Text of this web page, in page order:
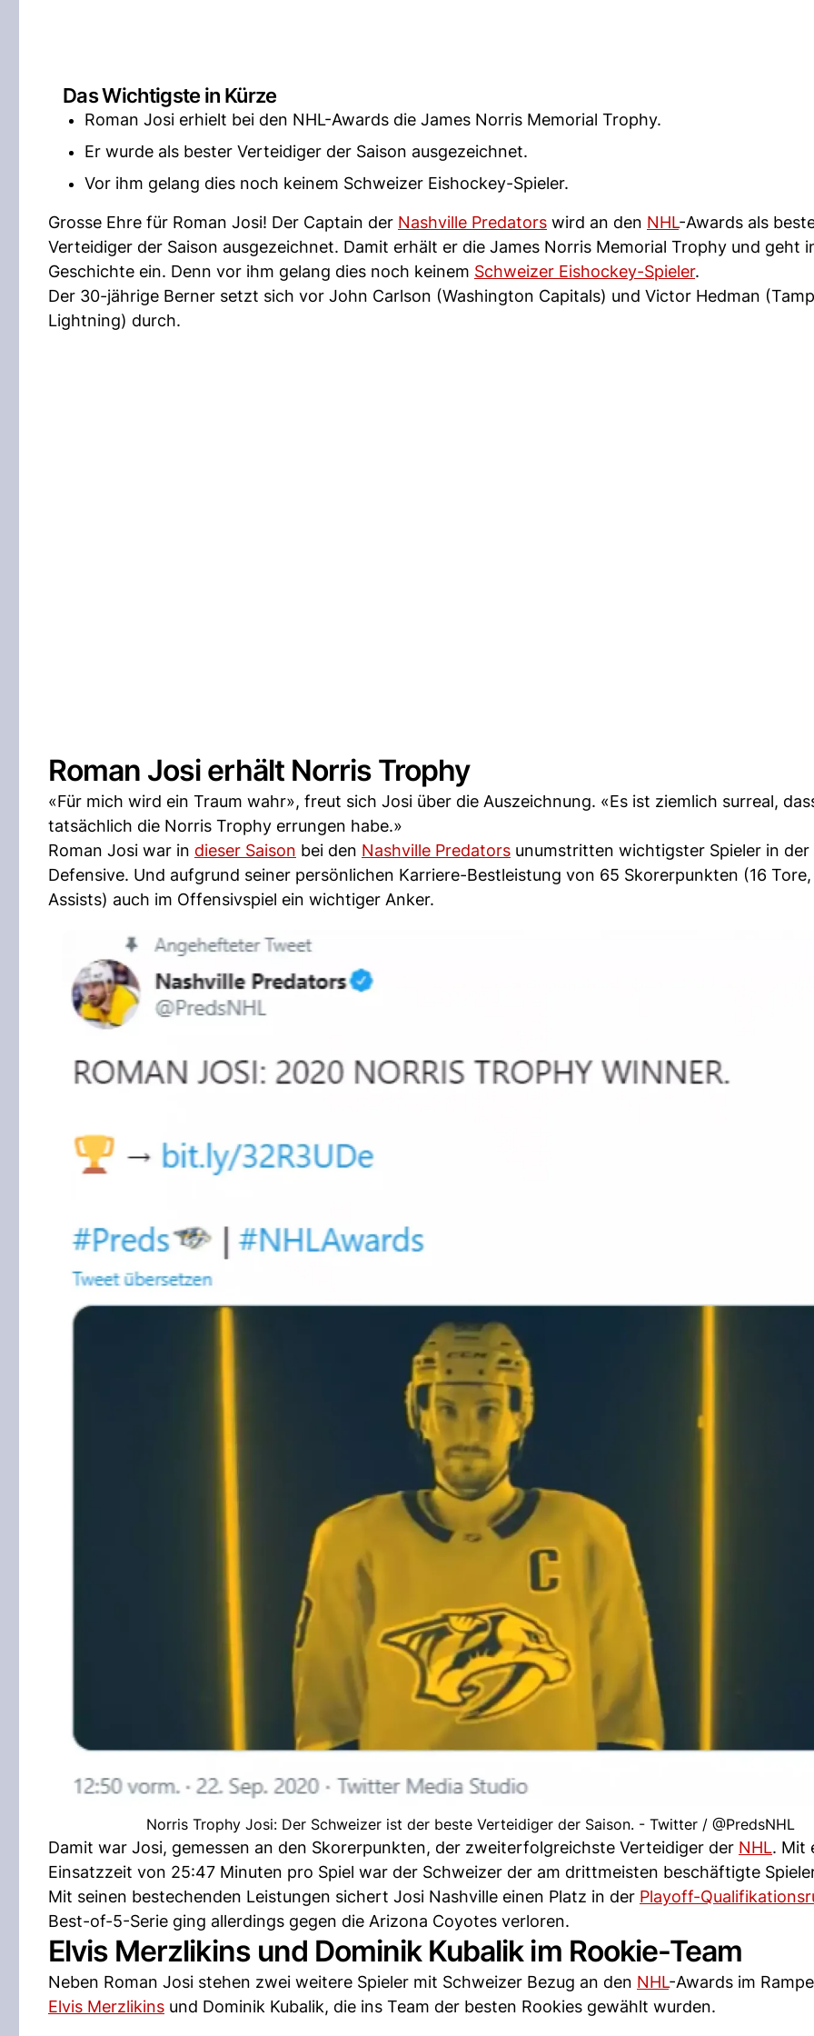
Das Wichtigste in Kürze
Roman Josi erhielt bei den NHL-Awards die James Norris Memorial Trophy.
Er wurde als bester Verteidiger der Saison ausgezeichnet.
Vor ihm gelang dies noch keinem Schweizer Eishockey-Spieler.
Grosse Ehre für Roman Josi! Der Captain der Nashville Predators wird an den NHL-Awards als
Verteidiger der Saison ausgezeichnet. Damit erhält er die James Norris Memorial Trophy und geht
Geschichte ein. Denn vor ihm gelang dies noch keinem Schweizer Eishockey-Spieler.
Der 30-jährige Berner setzt sich vor John Carlson (Washington Capitals) und Victor Hedman
Lightning) durch.
Roman Josi erhält Norris Trophy
«Für mich wird ein Traum wahr», freut sich Josi über die Auszeichnung. «Es ist ziemlich surreal,
tatsächlich die Norris Trophy errungen habe.»
Roman Josi war in dieser Saison bei den Nashville Predators unumstritten wichtigster Spieler in der
Defensive. Und aufgrund seiner persönlichen Karriere-Bestleistung von 65 Skorerpunkten (16
Assists) auch im Offensivspiel ein wichtiger Anker.
Norris Trophy Josi: Der Schweizer ist der beste Verteidiger der Saison. - Twitter / @PredsNHL
Damit war Josi, gemessen an den Skorerpunkten, der zweiterfolgreichste Verteidiger der NHL. Mit
Einsatzzeit von 25:47 Minuten pro Spiel war der Schweizer der am drittmeisten beschäftigte
Mit seinen bestechenden Leistungen sichert Josi Nashville einen Platz in der Playoff-
Best-of-5-Serie ging allerdings gegen die Arizona Coyotes verloren.
Elvis Merzlikins und Dominik Kubalik im Rookie-Team
Neben Roman Josi stehen zwei weitere Spieler mit Schweizer Bezug an den NHL-Awards im
Elvis Merzlikins und Dominik Kubalik, die ins Team der besten Rookies gewählt wurden.